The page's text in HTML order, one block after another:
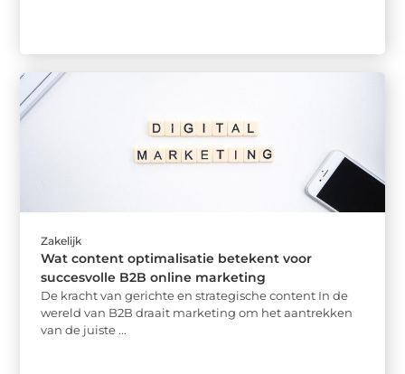
Zakelijk
Wat content optimalisatie betekent voor
succesvolle B2B online marketing
De kracht van gerichte en strategische content In de
wereld van B2B draait marketing om het aantrekken
van de juiste ...